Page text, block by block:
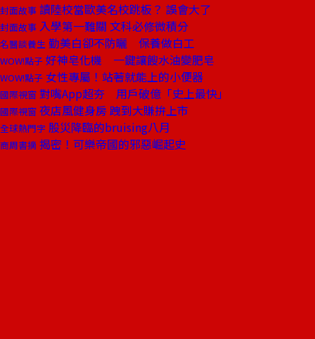
封面故事 讀陸校當歐美名校跳板？ 誤會大了
封面故事 入學第一難關 文科必修微積分
名醫談養生 勤美白卻不防曬 保養做白工
WOW!點子 好神皂化機 一鍵讓餿水油變肥皂
WOW!點子 女性專屬！站著就能上的小便器
國際視窗 對嘴App超夯 用戶破億「史上最快」
國際視窗 夜店風健身房 跩到大賺拚上市
全球熱門字 股災降臨的bruising八月
商周書摘 揭密！可樂帝國的邪惡崛起史